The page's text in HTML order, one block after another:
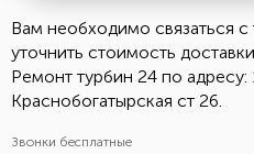
Вам необходимо связаться
уточнить стоимость
Ремонт турбин 24 по адресу:
Краснобогатырская ст 26.
Звонки бесплатные